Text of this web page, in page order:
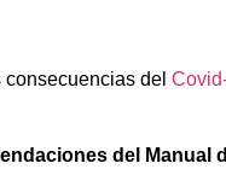
del
del Manual